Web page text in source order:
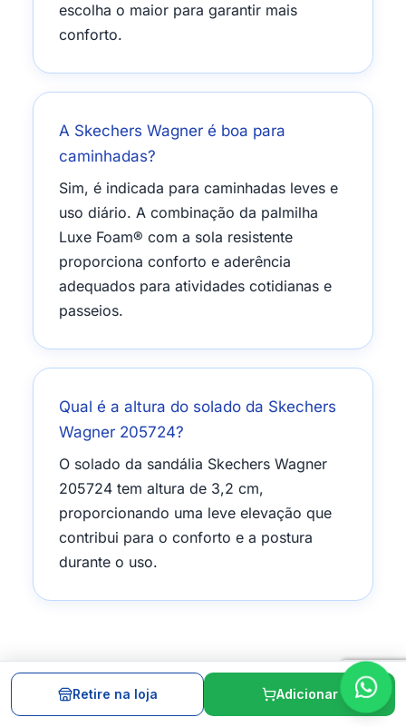
escolha o maior para garantir mais
conforto.
A Skechers Wagner é boa para
caminhadas?
Sim, é indicada para caminhadas leves e
uso diário. A combinação da palmilha
Luxe Foam® com a sola resistente
proporciona conforto e aderência
adequados para atividades cotidianas e
passeios.
Qual é a altura do solado da Skechers
Wagner 205724?
O solado da sandália Skechers Wagner
205724 tem altura de 3,2 cm,
proporcionando uma leve elevação que
contribui para o conforto e a postura
durante o uso.
Retire na loja Adicionar